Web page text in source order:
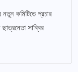
নতুন কমিটিতে প্রচার
সাব্বির